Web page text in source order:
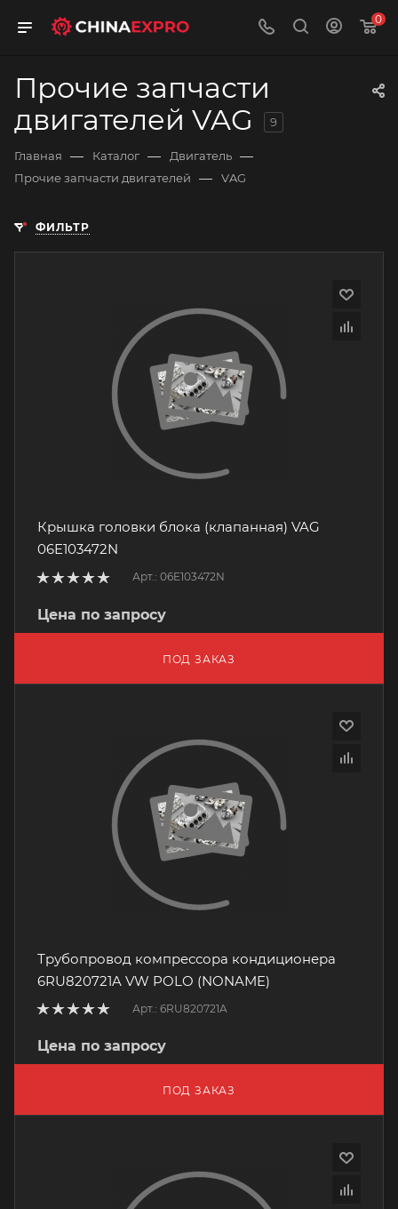
0
Прочие запчасти
двигателей VAG
9
Главная — Каталог — Двигатель —
Прочие запчасти двигателей — VAG
ФИЛЬТР
Крышка головки блока (клапанная) VAG
06E103472N
Арт.: 06E103472N
Цена по запросу
ПОД ЗАКАЗ
Трубопровод компрессора кондиционера
6RU820721A VW POLO (NONAME)
Арт.: 6RU820721A
Цена по запросу
ПОД ЗАКАЗ